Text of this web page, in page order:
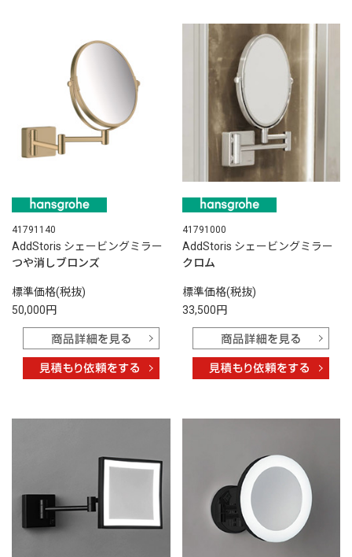
41791140
AddStoris シェービングミラー
つや消しブロンズ
標準価格(税抜)
50,000円
41791000
AddStoris シェービングミラー
クロム
標準価格(税抜)
33,500円